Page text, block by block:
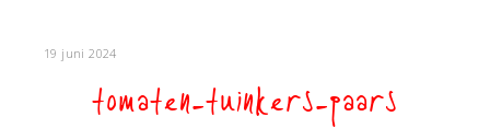
19 juni 2024
tomaten-tuinkers-paars